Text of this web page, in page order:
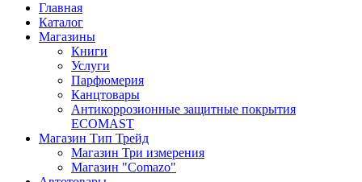
Главная
Каталог
Магазины
Книги
Услуги
Парфюмерия
Канцтовары
Антикоррозионные защитные покрытия
ECOMAST
Магазин Тип Трейд
Магазин Три измерения
Магазин "Comazo"